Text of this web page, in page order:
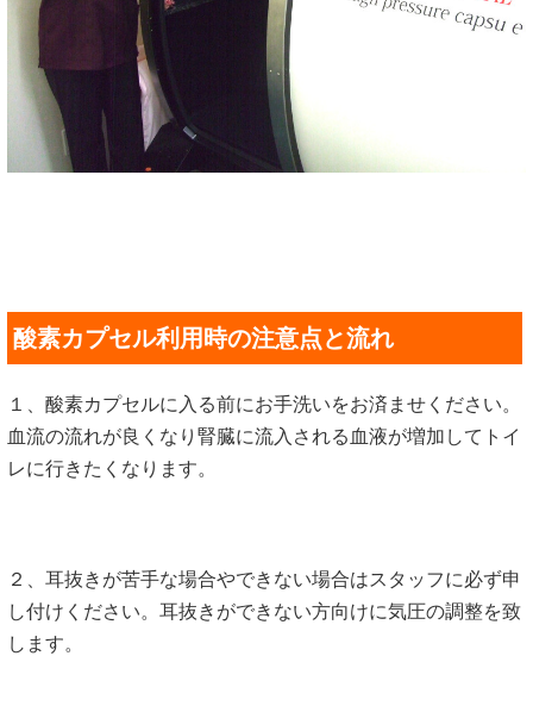
酸素カプセル利用時の注意点と流れ
１、酸素カプセルに入る前にお手洗いをお済ませください。
血流の流れが良くなり腎臓に流入される血液が増加してトイ
レに行きたくなります。
２、耳抜きが苦手な場合やできない場合はスタッフに必ず申
し付けください。耳抜きができない方向けに気圧の調整を致
します。